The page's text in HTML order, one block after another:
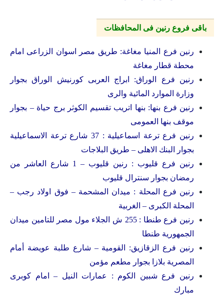
باقى فروع رنين فى المحافظات
رنين فرع المنيا مغاغة: طريق مصر اسوان الزراعى امام
محطة قطار مغاغة
رنين فرع الوراق: ابراج العربى كورنيش الوراق بجوار
وزارة الموارد المائية والرى
رنين فرع بنها: بنها اتريب تقسيم الكوثر برج حياة – بجوار
موقف بنها العمومى
رنين فرع ترعة اسماعيلية : 37 شارع ترعة الاسماعيلية
بجوار البنك الاهلى – طريق البلاجات
رنين فرع قليوب : رنين قليوب – 1 شارع العاشر من
رمضان بجوار سنترال قليوب
رنين فرع المحلة : ميدان المشحمة – فوق اولاد رجب –
المحلة الكبرى – الغربية
رنين فرع طنطا : 255 ش الجلاء مول مصر للتامين ميدان
الجمهورية طنطا
رنين فرع الزقازيق: القومية – شارع طلبة عويضة أمام
المصرية بلازا بجوار مطعم مؤمن
رنين فرع شبين الكوم : عمارات النيل – امام كوبرى
مبارك